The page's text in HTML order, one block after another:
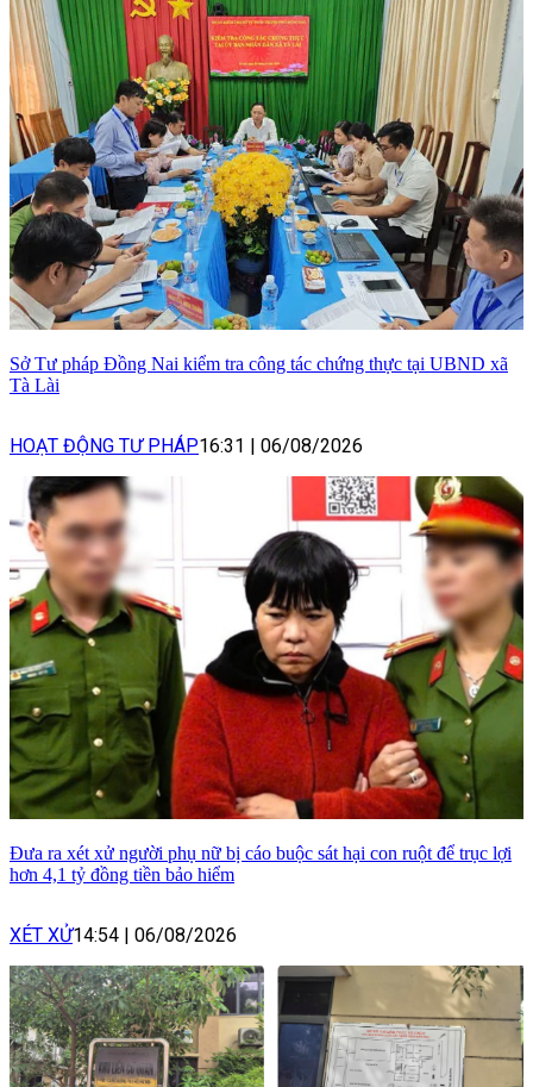
Sở Tư pháp Đồng Nai kiểm tra công tác chứng thực tại UBND xã
Tà Lài
HOẠT ĐỘNG TƯ PHÁP16:31 | 06/08/2026
Đưa ra xét xử người phụ nữ bị cáo buộc sát hại con ruột để trục lợi
hơn 4,1 tỷ đồng tiền bảo hiểm
XÉT XỬ14:54 | 06/08/2026